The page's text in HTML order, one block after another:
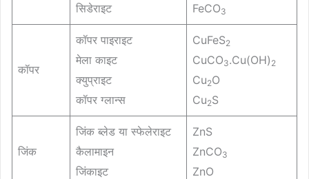
सिडेराइट
FeCO3
कॉपर
कॉपर पाइराइट
मेला काइट
क्युप्राइट
कॉपर ग्लान्स
CuFeS2
CuCO3.Cu(OH) 2
Cu2O
Cu2S
जिंक
जिंक ब्लेड या स्फेलेराइट
कैलामाइन
जिंकाइट
ZnS
ZnCO3
ZnO